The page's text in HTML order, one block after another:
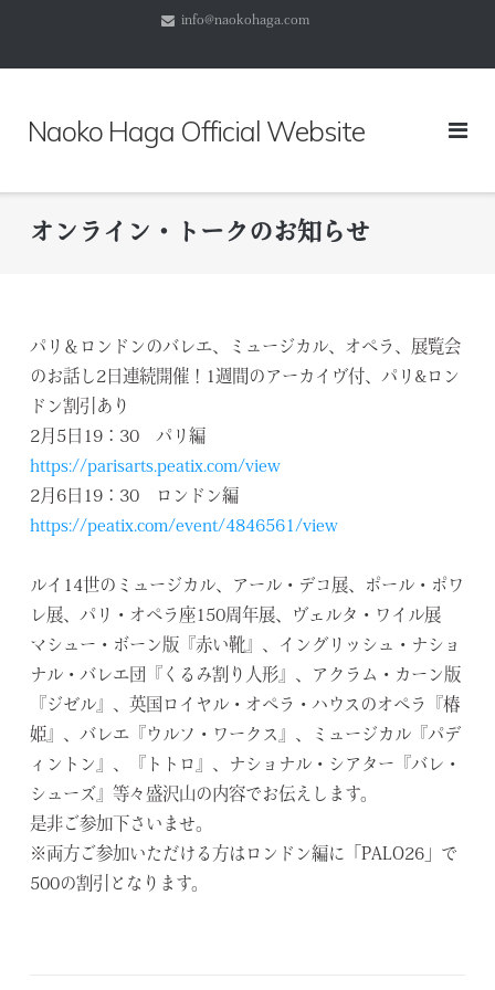
テ
キ
info@naokohaga.com
Naoko Haga Official Website
オンライン・トークのお知らせ
パリ＆ロンドンのバレエ、ミュージカル、オペラ、展覧会
のお話し2日連続開催！1週間のアーカイヴ付、パリ&ロン
ドン割引あり
2月5日19：30 パリ編
https://parisarts.peatix.com/view
2月6日19：30 ロンドン編
https://peatix.com/event/4846561/view
ルイ14世のミュージカル、アール・デコ展、ポール・ポワ
レ展、パリ・オペラ座150周年展、ヴェルタ・ワイル展
マシュー・ボーン版『赤い靴』、イングリッシュ・ナショ
ナル・バレエ団『くるみ割り人形』、アクラム・カーン版
『ジゼル』、英国ロイヤル・オペラ・ハウスのオペラ『椿
姫』、バレエ『ウルフ・ワークス』、ミュージカル『パデ
ィントン』、『トトロ』、ナショナル・シアター『バレ・
シューズ』等々盛沢山の内容でお伝えします。
是非ご参加下さいませ。
※両方ご参加いただける方はロンドン編に「PALO26」で
500の割引となります。